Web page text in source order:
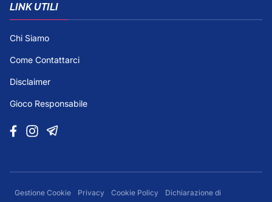
LINK UTILI
Chi Siamo
Come Contattarci
Disclaimer
Gioco Responsabile
Gestione Cookie Privacy Cookie Policy Dichiarazione di